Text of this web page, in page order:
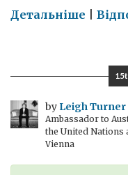
Детальніше on
–
і
by Leigh Turner
Ambassador to
the United
Vienna